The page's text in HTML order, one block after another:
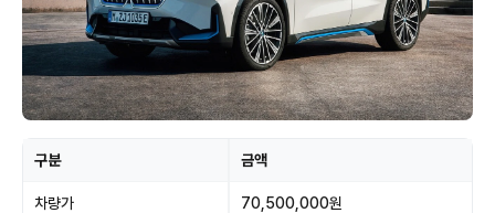
구분 금액
차량가 70,500,000원